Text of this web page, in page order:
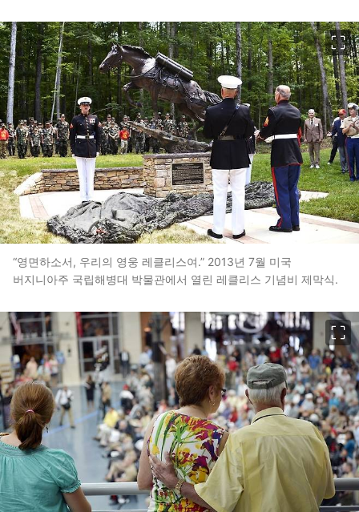
“영면하소서, 우리의 영웅 레클리스여.” 2013년 7월 미국
버지니아주 국립해병대 박물관에서 열린 레클리스 기념비 제막식.